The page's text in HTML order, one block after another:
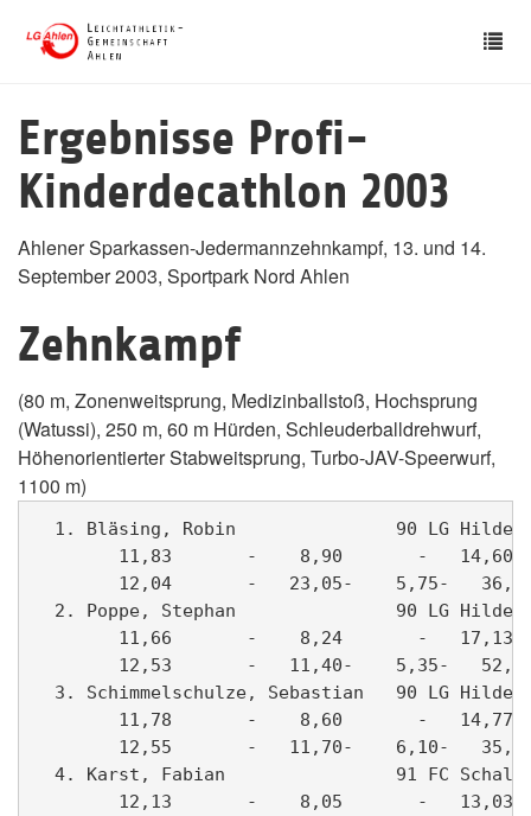
Ergebnisse Profi-
Kinderdecathlon 2003
Ahlener Sparkassen-Jedermannzehnkampf, 13. und 14.
September 2003, Sportpark Nord Ahlen
Zehnkampf
(80 m, Zonenweitsprung, Medizinballstoß, Hochsprung
(Watussi), 250 m, 60 m Hürden, Schleuderballdrehwurf,
Höhenorientierter Stabweitsprung, Turbo-JAV-Speerwurf,
1100 m)
1. Bläsing, Robin               90 LG
11,83       -    8,90       -   14,60-
12,04       -   23,05-    5,75-
2. Poppe, Stephan               90 LG
11,66       -    8,24       -   17,13-
12,53       -   11,40-    5,35-
3. Schimmelschulze, Sebastian   90 LG
11,78       -    8,60       -   14,77-
12,55       -   11,70-    6,10-
4. Karst, Fabian                91 FC
12,13       -    8,05       -   13,03-